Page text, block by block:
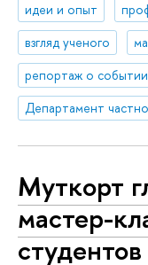
идеи и опыт
взгляд ученого
репортаж о событии
Департамент
Муткорт
мастер-